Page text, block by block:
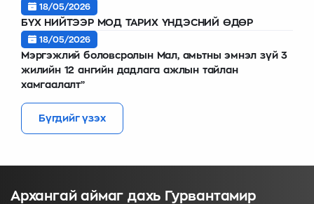
18/05/2026
БҮХ НИЙТЭЭР МОД ТАРИХ ҮНДЭСНИЙ ӨДӨР
18/05/2026
Мэргэжлий боловсролын Мал, амьтны эмнэл зүй 3
жилийн 12 ангийн дадлага ажлын тайлан
хамгаалалт”
Бүгдийг үзэх
Архангай аймаг дахь Гурвантамир